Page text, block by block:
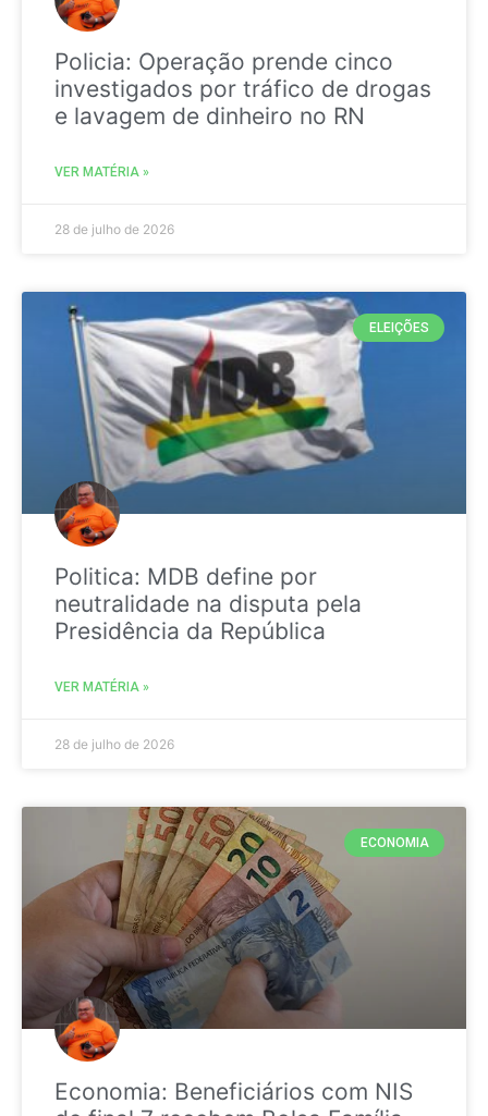
Policia: Operação prende cinco
investigados por tráfico de drogas
e lavagem de dinheiro no RN
VER MATÉRIA »
28 de julho de 2026
ELEIÇÕES
Politica: MDB define por
neutralidade na disputa pela
Presidência da República
VER MATÉRIA »
28 de julho de 2026
ECONOMIA
Economia: Beneficiários com NIS